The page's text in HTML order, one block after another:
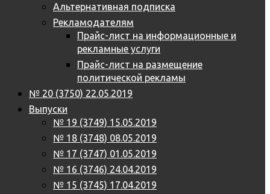
Альтернативная подписка
Рекламодателям
Прайс-лист на информационные и
рекламные услуги
Прайс-лист на размещение
политической рекламы
№ 20 (3750) 22.05.2019
Выпуски
№ 19 (3749) 15.05.2019
№ 18 (3748) 08.05.2019
№ 17 (3747) 01.05.2019
№ 16 (3746) 24.04.2019
№ 15 (3745) 17.04.2019